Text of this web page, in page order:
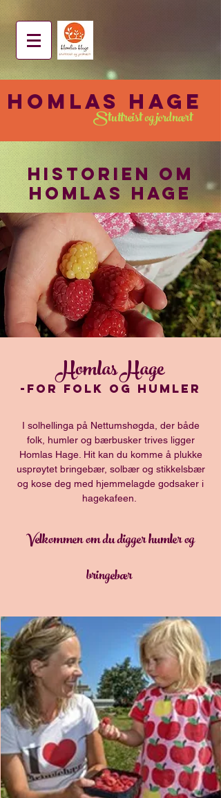
Homlas hage
Stuttreist og jordnært
historien om
homlas hage
Homlas Hage
-for folk og humler
I solhellinga på Nettumshøgda, der både
folk, humler og bærbusker trives ligger
Homlas Hage. Hit kan du komme å plukke
usprøytet bringebær, solbær og stikkelsbær
og kose deg med hjemmelagde godsaker i
hagekafeen.
Velkommen om du digger humler og
bringebær